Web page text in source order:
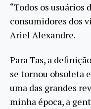
“Todos os usuários
consumidores dos
Ariel Alexandre.
Para Tas, a
se tornou obsoleta
uma das grandes
minha época, a